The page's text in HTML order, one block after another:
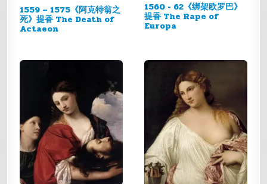
1559 – 1575《阿克特翁之
死》提香 The Death of
Actaeon
1560 - 62《绑架欧罗巴》
提香 The Rape of
Europa